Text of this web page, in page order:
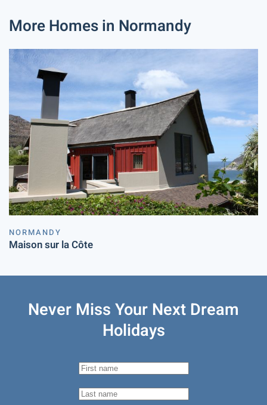
More Homes in Normandy
NORMANDY
Maison sur la Côte
Never Miss Your Next Dream
Holidays